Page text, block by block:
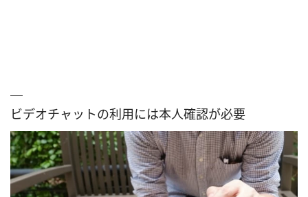
ビデオチャットの利用には本人確認が必要